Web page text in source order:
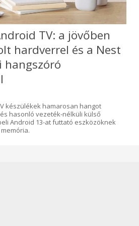
TV: a jövőben
hardverrel és a Nest
hangszóró
készülékek hamarosan hangot
hasonló vezeték-nélküli külső
Android 13-at futtató eszközöknek